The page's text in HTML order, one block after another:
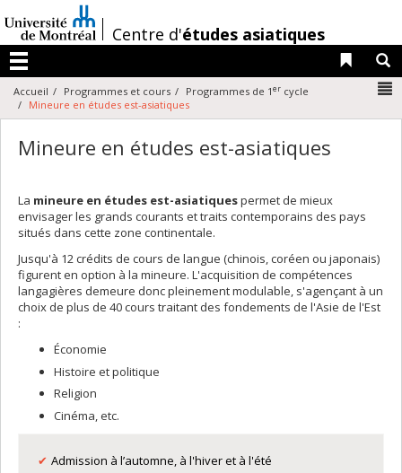
au
contenu
/
Centre d'études asiatiques
Menu
Liens
Accueil Programmes et cours Programmes de 1er cycle
Mineure en études est-asiatiques
Mineure en études est-asiatiques
La mineure en études est-asiatiquespermet de mieux
envisager les grands courants et traits contemporains des pays
situés dans cette zone continentale.
Jusqu'à 12 crédits de cours de langue (chinois, coréen ou japonais)
figurent en option à la mineure. L'acquisition de compétences
langagières demeure donc pleinement modulable, s'agençant à un
choix de plus de 40 cours traitant des fondements de l'Asie de l'Est
:
Économie
Histoire et politique
Religion
Cinéma, etc.
Admission à l’automne, à l'hiver et à l'été